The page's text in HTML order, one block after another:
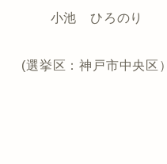
小池 ひろのり
(選挙区：神戸市中央区）